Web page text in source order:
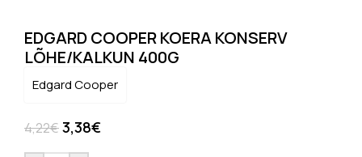
EDGARD COOPER KOERA KONSERV
LÕHE/KALKUN 400G
Edgard Cooper
4,22€3,38€